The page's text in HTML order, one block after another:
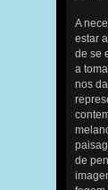
A
estar
de se
a
nos
de